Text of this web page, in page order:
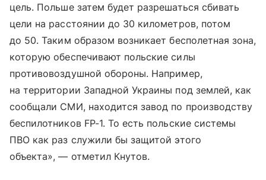
цель. Польше затем будет разрешаться сбивать
цели на расстоянии до 30 километров, потом
до 50. Таким образом возникает бесполетная зона,
которую обеспечивают польские силы
противовоздушной обороны. Например,
на территории Западной Украины под землей, как
сообщали СМИ, находится завод по производству
беспилотников FP-1. То есть польские системы
ПВО как раз служили бы защитой этого
объекта», — отметил Кнутов.